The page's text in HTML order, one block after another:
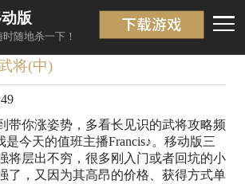
版
随地杀一下！
将(中)
带你涨姿势，多看长见识的武将攻略频
是今天的值班主播Francis♪。移动版三
将层出不穷，很多刚入门或者回坑的小
了，又因为其高昂的价格、获得方式单